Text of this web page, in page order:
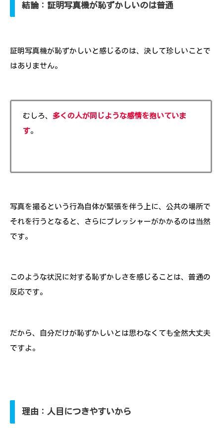
結論：証明写真機が恥ずかしいのは普通
証明写真機が恥ずかしいと感じるのは、決して珍しいことで
はありません。
むしろ、 多くの人が同じような感情を抱いていま
す。
写真を撮るという行為自体が緊張を伴う上に、公共の場所で
それを行うとなると、さらにプレッシャーがかかるのは当然
です。
このような状況に対する恥ずかしさを感じることは、普通の
反応です。
だから、自分だけが恥ずかしいとは思わなくても全然大丈夫
ですよ。
理由：人目につきやすいから